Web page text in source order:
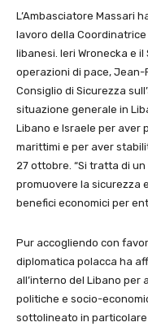
L’Ambasciatore Massari
lavoro della
libanesi. Ieri Wronecka e
operazioni di pace,
Consiglio di Sicurezza
situazione generale in
Libano e Israele per aver
marittimi e per aver
27 ottobre. “Si tratta di
promuovere la sicurezza
benefici economici per
Pur accogliendo con
diplomatica polacca ha
all’interno del Libano per
politiche e socio-
sottolineato in particolare